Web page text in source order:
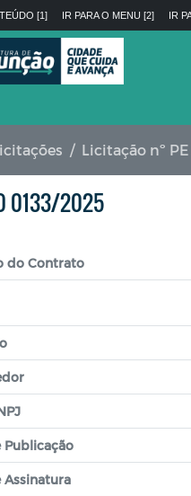
[1] IR PARA O MENU [2] IR
Licitação nº
0133/2025
do Contrato
Publicação
Assinatura